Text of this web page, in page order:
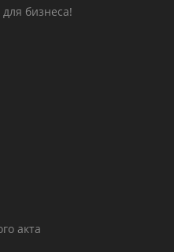
бизнеса!
акта